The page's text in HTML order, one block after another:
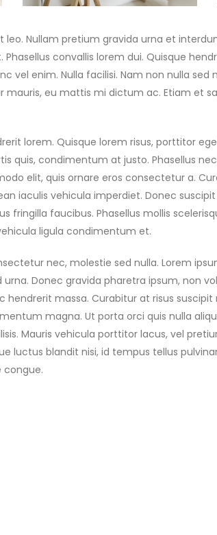
Nullam pretium gravida urna et
Phasellus convallis lorem dui. Quisque
vel enim. Nulla facilisi. Nam non nulla sed
mauris, eu mattis mi dictum ac. Etiam et
lorem. Quisque lorem risus, porttitor
quis, condimentum at justo. Phasellus
elit, quis ornare eros consectetur a.
iaculis vehicula imperdiet. Donec
fringilla faucibus. Phasellus mollis
ligula condimentum et.
nec, molestie sed nulla. Lorem
Donec gravida pharetra ipsum, non
hendrerit massa. Curabitur at risus
magna. Ut porta orci quis nulla
Mauris vehicula porttitor lacus, vel
luctus blandit nisi, id tempus tellus
congue.